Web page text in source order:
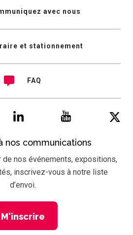
avec nous
et stationnement
FAQ
nos communications
de nos événements, expositions,
inscrivez-vous à notre liste
d’envoi.
M'inscrire